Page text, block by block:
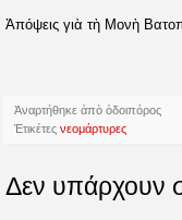
Ἀπόψεις γιὰ τὴ Μονὴ
Ἀναρτήθηκε ἀπὸ ὁδοιπόρος
Ἐτικέτες νεομάρτυρες
Δεν υπάρχουν